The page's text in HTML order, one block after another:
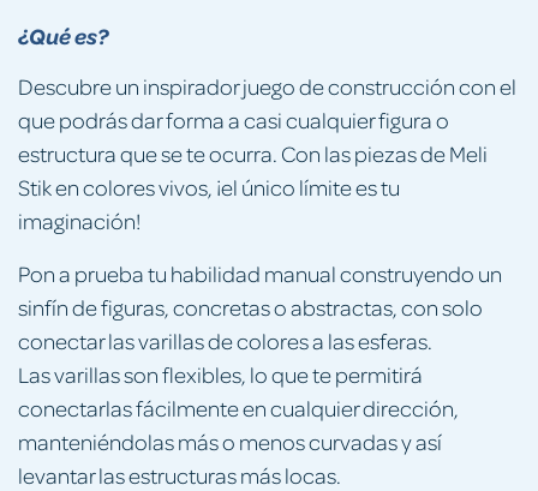
¿Qué es?
Descubre un inspirador juego de construcción con el
que podrás dar forma a casi cualquier figura o
estructura que se te ocurra. Con las piezas de Meli
Stik en colores vivos, ¡el único límite es tu
imaginación!
Pon a prueba tu habilidad manual construyendo un
sinfín de figuras, concretas o abstractas, con solo
conectar las varillas de colores a las esferas.
Las varillas son flexibles, lo que te permitirá
conectarlas fácilmente en cualquier dirección,
manteniéndolas más o menos curvadas y así
levantar las estructuras más locas.